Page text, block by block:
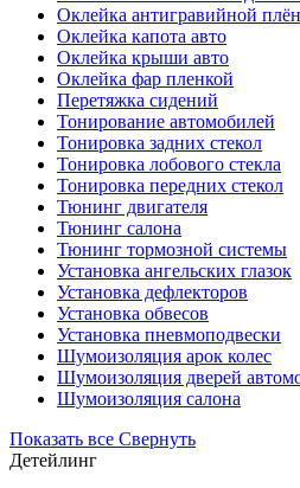
Оклейка антигравийной
Оклейка капота авто
Оклейка крыши авто
Оклейка фар пленкой
Перетяжка сидений
Тонирование автомобилей
Тонировка задних стекол
Тонировка лобового стекла
Тонировка передних стекол
Тюнинг двигателя
Тюнинг салона
Тюнинг тормозной системы
Установка ангельских глазок
Установка дефлекторов
Установка обвесов
Установка пневмоподвески
Шумоизоляция арок колес
Шумоизоляция дверей
Шумоизоляция салона
Показать все Свернуть
Детейлинг